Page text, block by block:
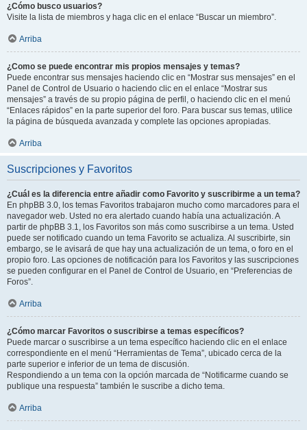
¿Cómo busco usuarios?
Visite la lista de miembros y haga clic en el enlace “Buscar un miembro”.
Arriba
¿Como se puede encontrar mis propios mensajes y temas?
Puede encontrar sus mensajes haciendo clic en “Mostrar sus mensajes” en el
Panel de Control de Usuario o haciendo clic en el enlace “Mostrar sus
mensajes” a través de su propio página de perfil, o haciendo clic en el menú
“Enlaces rápidos” en la parte superior del foro. Para buscar sus temas, utilice
la página de búsqueda avanzada y complete las opciones apropiadas.
Arriba
Suscripciones y Favoritos
¿Cuál es la diferencia entre añadir como Favorito y suscribirme a un tema?
En phpBB 3.0, los temas Favoritos trabajaron mucho como marcadores para el
navegador web. Usted no era alertado cuando había una actualización. A
partir de phpBB 3.1, los Favoritos son más como suscribirse a un tema. Usted
puede ser notificado cuando un tema Favorito se actualiza. Al suscribirte, sin
embargo, se le avisará de que hay una actualización de un tema, o foro en el
propio foro. Las opciones de notificación para los Favoritos y las suscripciones
se pueden configurar en el Panel de Control de Usuario, en “Preferencias de
Foros”.
Arriba
¿Cómo marcar Favoritos o suscribirse a temas específicos?
Puede marcar o suscribirse a un tema específico haciendo clic en el enlace
correspondiente en el menú “Herramientas de Tema”, ubicado cerca de la
parte superior e inferior de un tema de discusión.
Respondiendo a un tema con la opción marcada de “Notificarme cuando se
publique una respuesta” también le suscribe a dicho tema.
Arriba